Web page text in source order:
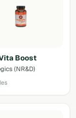
Boost
(NR&D)